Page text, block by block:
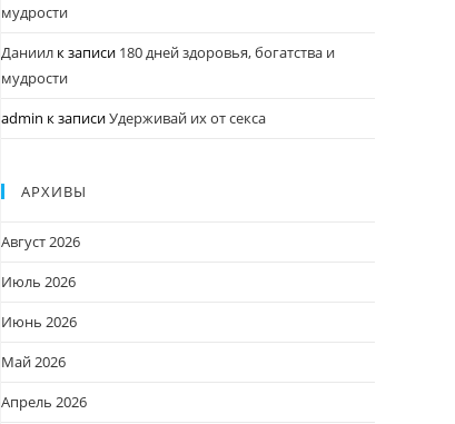
мудрости
Даниил к записи 180 дней здоровья, богатства и
мудрости
admin к записиУдерживай их от секса
АРХИВЫ
Август 2026
Июль 2026
Июнь 2026
Май 2026
Апрель 2026